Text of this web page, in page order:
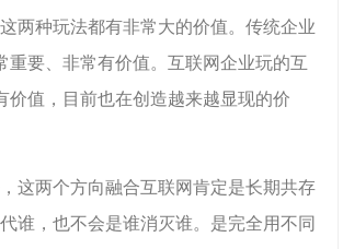
两种玩法都有非常大的价值。传统企业
重要、非常有价值。互联网企业玩的互
价值，目前也在创造越来越显现的价
这两个方向融合互联网肯定是长期共存
谁，也不会是谁消灭谁。是完全用不同